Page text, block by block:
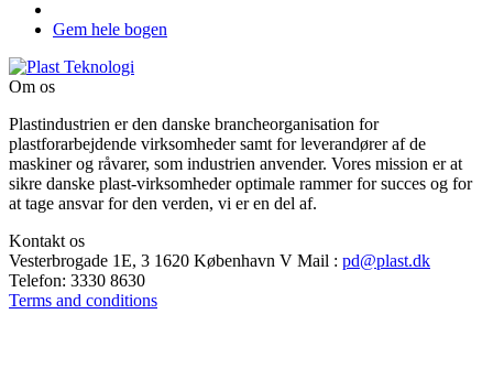
Gem hele bogen
Om os
Plastindustrien er den danske brancheorganisation for
plastforarbejdende virksomheder samt for leverandører af de
maskiner og råvarer, som industrien anvender. Vores mission er at
sikre danske plast-virksomheder optimale rammer for succes og for
at tage ansvar for den verden, vi er en del af.
Kontakt os
Vesterbrogade 1E, 3 1620 København V Mail : pd@plast.dk
Telefon: 3330 8630
Terms and conditions